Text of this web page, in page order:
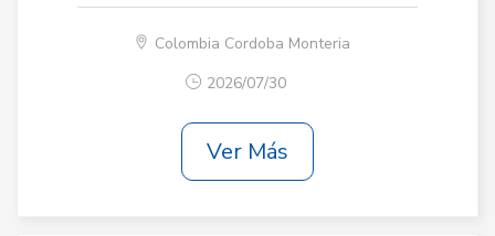
Colombia Cordoba Monteria
2026/07/30
Ver Más